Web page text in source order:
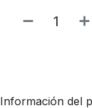
Información del